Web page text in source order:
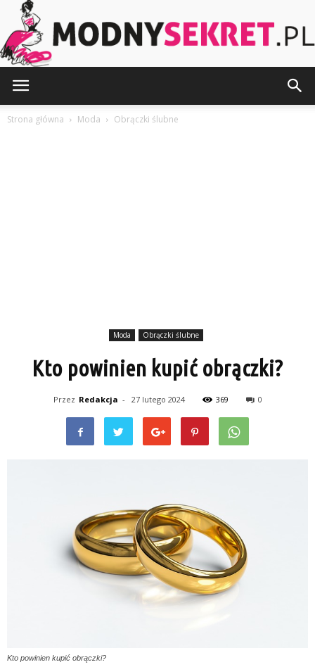
Strona główna Moda Obrączki ślubne
Moda Obrączki ślubne
Kto powinien kupić obrączki?
Przez Redakcja - 27 lutego 2024 369 0
Kto powinien kupić obrączki?